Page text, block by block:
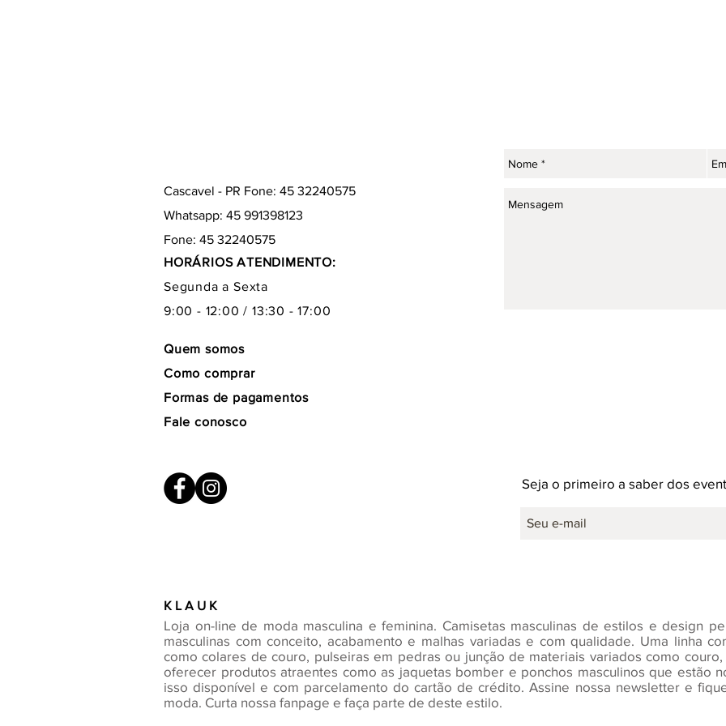
Cascavel - PR Fone: 45 32240575
Whatsapp: 45 991398123
Fone: 45 32240575
HORÁRIOS ATENDIMENTO:
Segunda a Sexta
9:00 - 12:00 / 13:30 - 17:00
Quem somos
Como comprar
Formas de pagamentos
Fale conosco
Seja o primeiro a saber dos
K L A U K
Loja on-line de moda masculina e feminina. Camisetas masculinas de estilos e design
masculinas com conceito, acabamento e malhas variadas e com qualidade. Uma linha
como colares de couro, pulseiras em pedras ou junção de materiais variados como couro,
oferecer produtos atraentes como as jaquetas bomber e ponchos masculinos que estão
isso disponível e com parcelamento do cartão de crédito. Assine nossa newsletter e
moda. Curta nossa fanpage e faça parte de deste estilo.